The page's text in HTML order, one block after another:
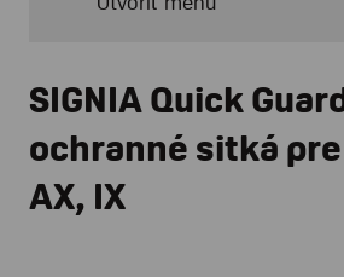
SIGNIA Quick
ochranné sitká
AX, IX